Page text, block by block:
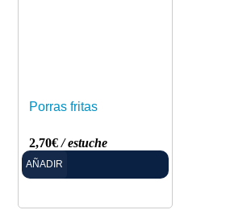
Porras fritas
2,70€/ estuche
AÑADIR